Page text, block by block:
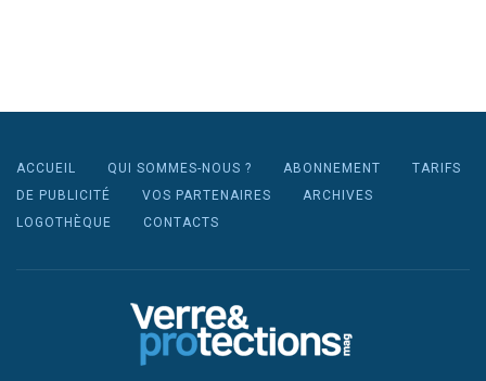
ACCUEIL QUI SOMMES-NOUS ? ABONNEMENT
TARIFS
DE PUBLICITÉ
VOS PARTENAIRES
ARCHIVES
LOGOTHÈQUE
CONTACTS